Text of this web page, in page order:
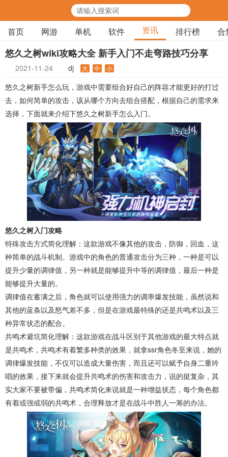
首页 网游 单机 软件 资讯 排行榜 合
悠久之树wiki攻略大全 新手入门不走弯路技巧分享
2021-11-24 dj 大 中 小
悠久之树新手怎么玩，游戏中需要组合好自己的阵容才能更好的打过
去，如何简单的攻击，该从哪个方向去组合搭配，根据自己的需求来
选择，下面就来介绍下悠久之树新手怎么入门。
悠久之树入门攻略
特殊攻击方式简化理解：这款游戏不像其他的攻击，防御，回血，这
种简单的战斗机制。游戏中的角色的普通攻击分为三种，一种是可以
提升少量的调律值，另一种就是能够提升中等的调律值，最后一种是
能够提升大量的。
调律值在蓄满之后，角色就可以使用强力的调率爆发技能，虽然说和
其他的蓝条以及怒气差不多，但是在游戏最特殊的还是共鸣术以及三
种异常状态的配合。
共鸣术避坑简化理解：这款游戏在战斗区别于其他游戏的最大特点就
是共鸣术，共鸣术有着繁多种类的效果，就拿ssr角色冬至来说，她的
调律爆发技能，不仅可以造成大量伤害，而且还可以赋予自身二重吟
唱的效果，接下来就会提升共鸣术的伤害和攻击力，说的挺复杂，其
实大家不要被带偏，共鸣术简化来说就是一种增益状态，每个角色都
有着或强或弱的共鸣术，合理释放才是在战斗中胜人一筹的办法。